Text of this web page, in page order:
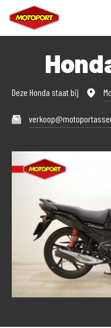
Deze Honda staat bij